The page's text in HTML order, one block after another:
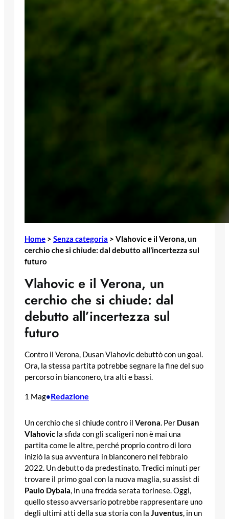
Home > Senza categoria > Vlahovic e il Verona, un
cerchio che si chiude: dal debutto all’incertezza sul
futuro
Vlahovic e il Verona, un
cerchio che si chiude: dal
debutto all’incertezza sul
futuro
Contro il Verona, Dusan Vlahovic debuttò con un goal.
Ora, la stessa partita potrebbe segnare la fine del suo
percorso in bianconero, tra alti e bassi.
1 Mag•Redazione
Un cerchio che si chiude contro il Verona. Per Dusan
Vlahovic la sfida con gli scaligeri non è mai una
partita come le altre, perché proprio contro di loro
iniziò la sua avventura in bianconero nel febbraio
2022. Un debutto da predestinato. Tredici minuti per
trovare il primo goal con la nuova maglia, su assist di
Paulo Dybala, in una fredda serata torinese. Oggi,
quello stesso avversario potrebbe rappresentare uno
degli ultimi atti della sua storia con la Juventus, in un